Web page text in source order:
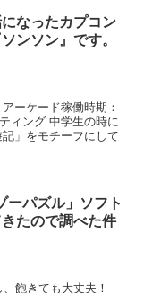
なったカプコン
ンソン』です。
ーケード稼働時期：
ィング 中学生の時に
」をモチーフにして
ーパズル」ソフト
たので調べた件
飽きても大丈夫！